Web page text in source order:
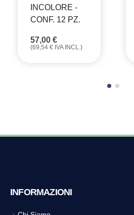
INCOLORE -
CONF. 12 PZ.
57,00 €
(69,54 € IVA INCL.)
INFORMAZIONI